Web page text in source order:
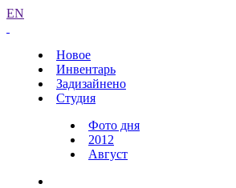
EN
Новое
Инвентарь
Задизайнено
Студия
Фото дня
2012
Август